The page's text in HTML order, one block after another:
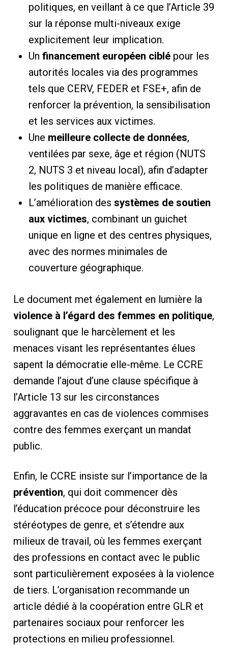
politiques, en veillant à ce que l’Article 39
sur la réponse multi-niveaux exige
explicitement leur implication.
Un financement européen ciblépour les
autorités locales via des programmes
tels que CERV, FEDER et FSE+, afin de
renforcer la prévention, la sensibilisation
et les services aux victimes.
Une meilleure collecte de données,
ventilées par sexe, âge et région (NUTS
2, NUTS 3 et niveau local), afin d’adapter
les politiques de manière efficace.
L’amélioration des systèmes de soutien
aux victimes, combinant un guichet
unique en ligne et des centres physiques,
avec des normes minimales de
couverture géographique.
Le document met également en lumière la
violence à l’égard des femmes en politique,
soulignant que le harcèlement et les
menaces visant les représentantes élues
sapent la démocratie elle-même. Le CCRE
demande l’ajout d’une clause spécifique à
l’Article 13 sur les circonstances
aggravantes en cas de violences commises
contre des femmes exerçant un mandat
public.
Enfin, le CCRE insiste sur l’importance de la
prévention, qui doit commencer dès
l’éducation précoce pour déconstruire les
stéréotypes de genre, et s’étendre aux
milieux de travail, où les femmes exerçant
des professions en contact avec le public
sont particulièrement exposées à la violence
de tiers. L’organisation recommande un
article dédié à la coopération entre GLR et
partenaires sociaux pour renforcer les
protections en milieu professionnel.